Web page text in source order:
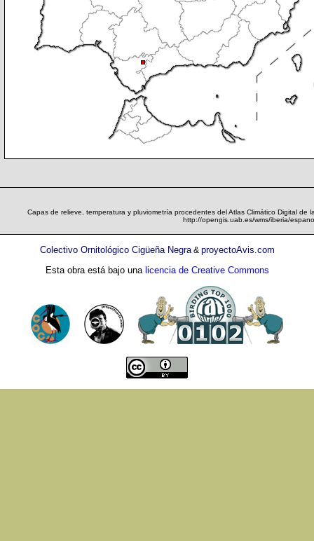
Capas de relieve, temperatura y pluviometría procedentes del Atlas Climático Digital
http://opengis.uab.es/wms/iberia/
Colectivo Ornitológico Cigüeña Negra& proyectoAvis.com
Esta obra está bajo una licencia de Creative Commons